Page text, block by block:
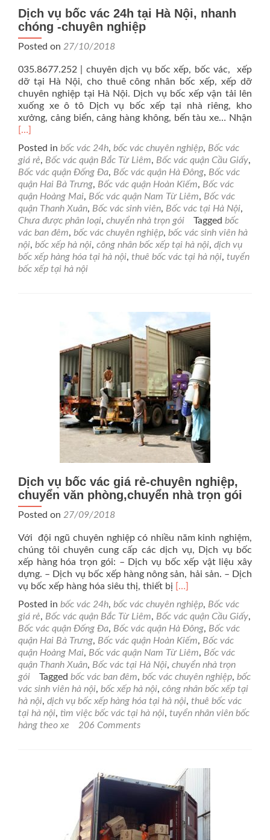
Dịch vụ bốc vác 24h tại Hà Nội, nhanh
chóng -chuyên nghiệp
Posted on 27/10/2018
035.8677.252 | chuyên dịch vụ bốc xếp, bốc vác, xếp
dỡ tại Hà Nội, cho thuê công nhân bốc xếp, xếp dỡ
chuyên nghiệp tại Hà Nội. Dịch vụ bốc xếp vận tải lên
xuống xe ô tô Dịch vụ bốc xếp tại nhà riêng, kho
xưởng, cảng biển, cảng hàng không, bến tàu xe… Nhận
[…]
Posted in bốc vác 24h, bốc vác chuyên nghiệp, Bốc vác
giá rẻ, Bốc vác quận Bắc Từ Liêm, Bốc vác quận Cầu Giấy,
Bốc vác quận Đống Đa, Bốc vác quận Hà Đông, Bốc vác
quận Hai Bà Trưng, Bốc vác quận Hoàn Kiếm, Bốc vác
quận Hoàng Mai, Bốc vác quận Nam Từ Liêm, Bốc vác
quận Thanh Xuân, Bốc vác sinh viên, Bốc vác tại Hà Nội,
Chưa được phân loại, chuyển nhà trọn gói Tagged bốc
vác ban đêm, bốc vác chuyên nghiệp, bốc vác sinh viên hà
nội, bốc xếp hà nội, công nhân bốc xếp tại hà nội, dịch vụ
bốc xếp hàng hóa tại hà nội, thuê bốc vác tại hà nội, tuyển
bốc xếp tại hà nội
Dịch vụ bốc vác giá rẻ-chuyên nghiệp,
chuyển văn phòng,chuyển nhà trọn gói
Posted on 27/09/2018
Với đội ngũ chuyên nghiệp có nhiều năm kinh nghiệm,
chúng tôi chuyên cung cấp các dịch vụ, Dịch vụ bốc
xếp hàng hóa trọn gói: – Dịch vụ bốc xếp vật liệu xây
dựng. – Dịch vụ bốc xếp hàng nông sản, hải sản. – Dịch
vụ bốc xếp hàng hóa siêu thị, thiết bị Read
about
Dịch
vụ
bốc
vác
giá
rẻ-
chuyên
nghiệp,
chuyển
trọn
gói
[…]
Posted in bốc vác 24h, bốc vác chuyên nghiệp, Bốc vác
giá rẻ, Bốc vác quận Bắc Từ Liêm, Bốc vác quận Cầu Giấy,
Bốc vác quận Đống Đa, Bốc vác quận Hà Đông, Bốc vác
quận Hai Bà Trưng, Bốc vác quận Hoàn Kiếm, Bốc vác
quận Hoàng Mai, Bốc vác quận Nam Từ Liêm, Bốc vác
quận Thanh Xuân, Bốc vác tại Hà Nội, chuyển nhà trọn
gói
Tagged bốc vác ban đêm, bốc vác chuyên nghiệp, bốc
vác sinh viên hà nội, bốc xếp hà nội, công nhân bốc xếp tại
hà nội, dịch vụ bốc xếp hàng hóa tại hà nội, thuê bốc vác
tại hà nội, tìm việc bốc vác tại hà nội, tuyển nhân viên bốc
hàng theo xe
206 Comments